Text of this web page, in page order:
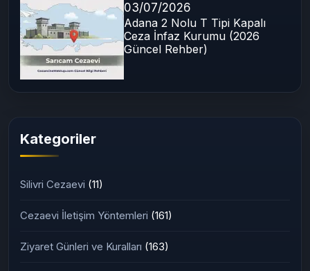
03/07/2026
Adana 2 Nolu T Tipi Kapalı
Ceza İnfaz Kurumu (2026
Güncel Rehber)
Kategoriler
Silivri Cezaevi (11)
Cezaevi İletişim Yöntemleri (161)
Ziyaret Günleri ve Kuralları (163)